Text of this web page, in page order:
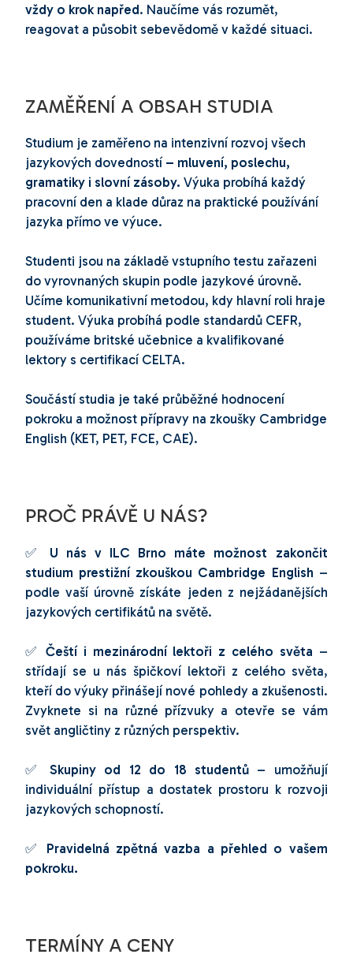
vždy o krok napřed. Naučíme vás rozumět,
reagovat a působit sebevědomě v každé situaci.
ZAMĚŘENÍ A OBSAH STUDIA
Studium je zaměřeno na intenzivní rozvoj všech
jazykových dovedností – mluvení, poslechu,
gramatiky i slovní zásoby. Výuka probíhá každý
pracovní den a klade důraz na praktické používání
jazyka přímo ve výuce.
Studenti jsou na základě vstupního testu zařazeni
do vyrovnaných skupin podle jazykové úrovně.
Učíme komunikativní metodou, kdy hlavní roli hraje
student. Výuka probíhá podle standardů CEFR,
používáme britské učebnice a kvalifikované
lektory s certifikací CELTA.
Součástí studia je také průběžné hodnocení
pokroku a možnost přípravy na zkoušky Cambridge
English (KET, PET, FCE, CAE).
PROČ PRÁVĚ U NÁS?
✅ U nás v ILC Brno máte možnost zakončit
studium prestižní zkouškou Cambridge English –
podle vaší úrovně získáte jeden z nejžádanějších
jazykových certifikátů na světě.
✅ Čeští i mezinárodní lektoři z celého světa –
střídají se u nás špičkoví lektoři z celého světa,
kteří do výuky přinášejí nové pohledy a zkušenosti.
Zvyknete si na různé přízvuky a otevře se vám
svět angličtiny z různých perspektiv.
✅ Skupiny od 12 do 18 studentů– umožňují
individuální přístup a dostatek prostoru k rozvoji
jazykových schopností.
✅ Pravidelná zpětná vazba a přehled o vašem
pokroku.
TERMÍNY A CENY